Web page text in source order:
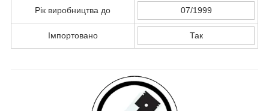
Рік виробництва до 07/1999
Імпортовано Так